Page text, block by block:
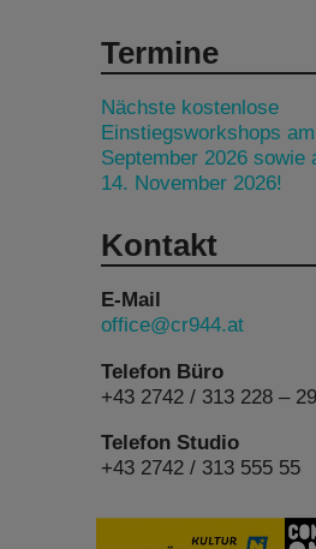
Termine
Nächste kostenlose
Einstiegsworkshops
September 2026 sowie
14. November 2026!
Kontakt
E-Mail
office@cr944.at
Telefon Büro
+43 2742 / 313 228 –
Telefon Studio
+43 2742 / 313 555 55